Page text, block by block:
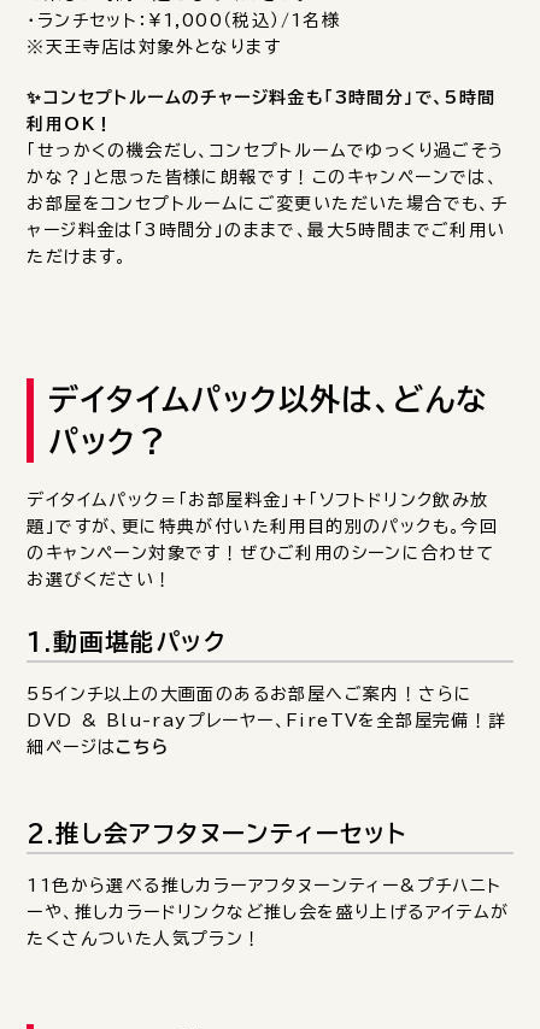
・ランチセット：¥1,000（税込）/1名様
※天王寺店は対象外となります
✨️コンセプトルームのチャージ料金も「3時間分」で、5時間
利用OK！
「せっかくの機会だし、コンセプトルームでゆっくり過ごそう
かな？」と思った皆様に朗報です！このキャンペーンでは、
お部屋をコンセプトルームにご変更いただいた場合でも、チ
ャージ料金は「3時間分」のままで、最大5時間までご利用い
ただけます。
デイタイムパック以外は、どんな
パック？
デイタイムパック＝「お部屋料金」+「ソフトドリンク飲み放
題」ですが、更に特典が付いた利用目的別のパックも。今回
のキャンペーン対象です！ぜひご利用のシーンに合わせて
お選びください！
1.動画堪能パック
55インチ以上の大画面のあるお部屋へご案内！さらに
DVD & Blu-rayプレーヤー、FireTVを全部屋完備！詳
細ページは こちら
2.推し会アフタヌーンティーセット
11色から選べる推しカラーアフタヌーンティー&プチハニト
ーや、推しカラードリンクなど推し会を盛り上げるアイテムが
たくさんついた人気プラン！